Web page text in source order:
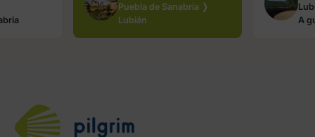
Puebla de Sanabria ❭
Lubián
A